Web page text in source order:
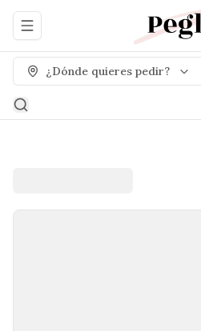
Abrir menu de navegación
¿Dónde quieres pedir?